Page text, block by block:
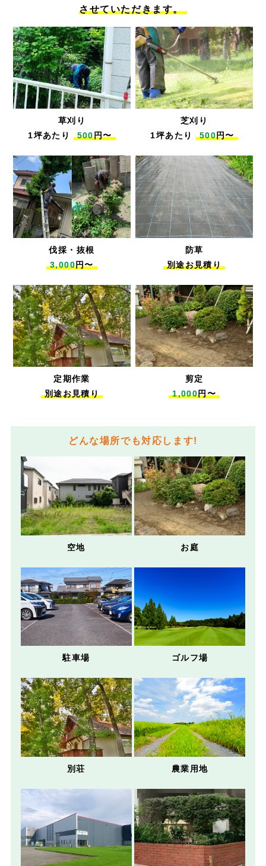
させていただきます。
草刈り
1坪あたり
500円〜
芝刈り
1坪あたり
500円〜
伐採・抜根
3,000円〜
防草
別途お見積り
定期作業
別途お見積り
剪定
1,000円〜
どんな場所でも対応します!
空地 お庭
駐車場 ゴルフ場
別荘 農業用地